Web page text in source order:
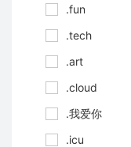
.fun
.tech
.art
.cloud
.我爱你
.icu